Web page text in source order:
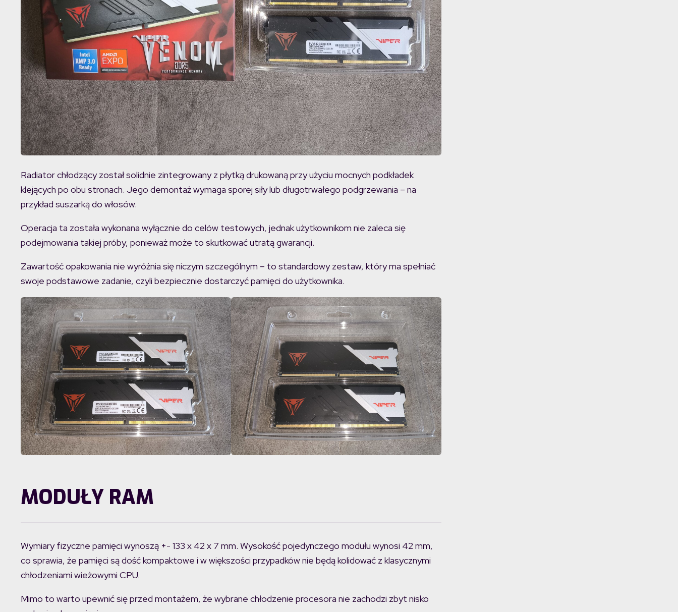
Radiator chłodzący został solidnie zintegrowany z płytką drukowaną przy użyciu mocnych podkładek
klejących po obu stronach. Jego demontaż wymaga sporej siły lub długotrwałego podgrzewania – na
przykład suszarką do włosów.
Operacja ta została wykonana wyłącznie do celów testowych, jednak użytkownikom nie zaleca się
podejmowania takiej próby, ponieważ może to skutkować utratą gwarancji.
Zawartość opakowania nie wyróżnia się niczym szczególnym – to standardowy zestaw, który ma spełniać
swoje podstawowe zadanie, czyli bezpiecznie dostarczyć pamięci do użytkownika.
MODUŁY RAM
Wymiary fizyczne pamięci wynoszą +- 133 x 42 x 7 mm. Wysokość pojedynczego modułu wynosi 42 mm,
co sprawia, że pamięci są dość kompaktowe i w większości przypadków nie będą kolidować z klasycznymi
chłodzeniami wieżowymi CPU.
Mimo to warto upewnić się przed montażem, że wybrane chłodzenie procesora nie zachodzi zbyt nisko